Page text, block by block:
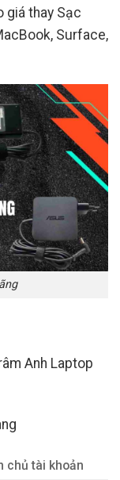
giá thay Sạc
Surface,
Anh Laptop
chủ tài khoản